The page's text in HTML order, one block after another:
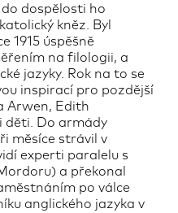
dospělosti ho
kněz. Byl
1915 úspěšně
na filologii, a
jazyky. Rok na to se
inspirací pro pozdější
Arwen, Edith
děti. Do armády
měsíce strávil v
experti paralelu s
a překonal
po válce
anglického jazyka v